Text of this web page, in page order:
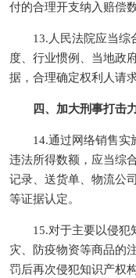
付的合理开支纳入赔偿
13.人民法院应当综
度、行业惯例、当地政
据，合理确定权利人请
四、加大刑事打击
14.通过网络销售实施
违法所得数额，应当综
记录、送货单、物流公
等证据认定。
15.对于主要以侵犯
灾、防疫物资等商品的
罚后再次侵犯知识产权